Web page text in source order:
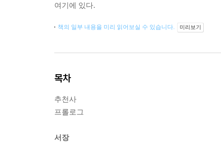
여기에 있다.
책의 일부 내용을 미리 읽어보실 수 있습니다. 미리보기
목차
추천사
프롤로그
서장